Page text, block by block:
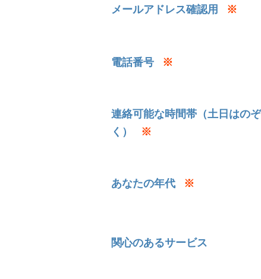
メールアドレス確認用 ※
電話番号 ※
連絡可能な時間帯（土日はのぞ
く）
※
あなたの年代 ※
関⼼のあるサービス